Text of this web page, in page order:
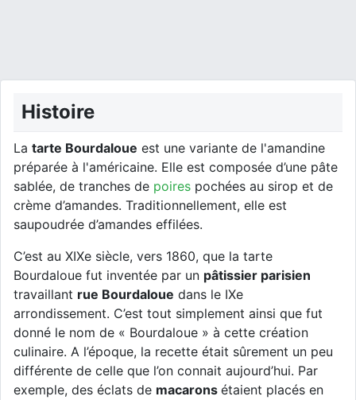
Histoire
La tarte Bourdaloue est une variante de l'amandine
préparée à l'américaine. Elle est composée d’une pâte
sablée, de tranches de poires pochées au sirop et de
crème d’amandes. Traditionnellement, elle est
saupoudrée d’amandes effilées.
C’est au XIXe siècle, vers 1860, que la tarte
Bourdaloue fut inventée par un pâtissier parisien
travaillant rue Bourdaloue dans le IXe
arrondissement. C’est tout simplement ainsi que fut
donné le nom de « Bourdaloue » à cette création
culinaire. A l’époque, la recette était sûrement un peu
différente de celle que l’on connait aujourd’hui. Par
exemple, des éclats de macarons étaient placés en